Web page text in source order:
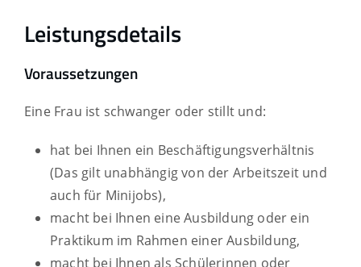
Leistungsdetails
Voraussetzungen
Eine Frau ist schwanger oder stillt und:
hat bei Ihnen ein Beschäftigungsverhältnis
(Das gilt unabhängig von der Arbeitszeit und
auch für Minijobs),
macht bei Ihnen eine Ausbildung oder ein
Praktikum im Rahmen einer Ausbildung,
macht bei Ihnen als Schülerinnen oder